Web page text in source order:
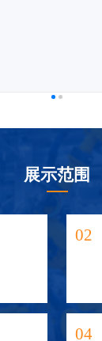
展示范围
02
04